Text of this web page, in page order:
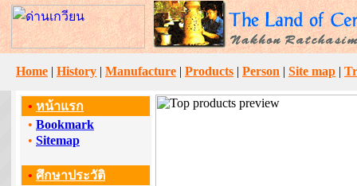
Home | History | Manufacture | Products | Person | Site map |
• หน้าแรก
• Bookmark
• Sitemap
• ศึกษาประวัติ